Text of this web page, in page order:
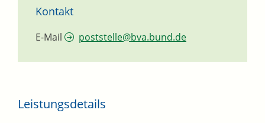
Kontakt
E-Mail poststelle@bva.bund.de
Leistungsdetails